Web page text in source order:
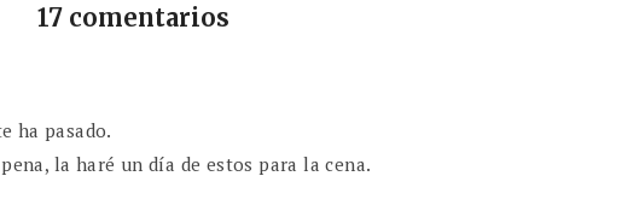
17 comentarios
ha pasado.
la haré un día de estos para la cena.